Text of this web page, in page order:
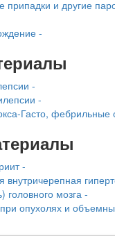
припадки и другие
-
-
-
Гасто, фебрильные
-
внутричерепная
головного мозга -
опухолях и